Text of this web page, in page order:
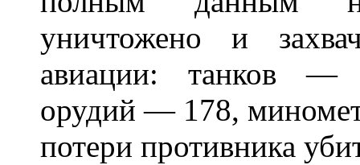
уничтожено и
авиации: танков
орудий — 178,
потери противника